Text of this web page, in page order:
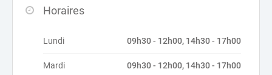
Horaires
Lundi 09h30 - 12h00, 14h30 - 17h00
Mardi 09h30 - 12h00, 14h30 - 17h00